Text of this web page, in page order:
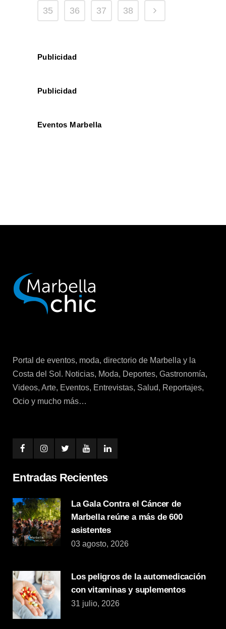
35 36 37 38
Publicidad
Publicidad
Eventos Marbella
Portal de eventos, moda, directorio de Marbella y la
Costa del Sol. Noticias, Moda, Deportes, Gastronomía,
Videos, Arte, Eventos, Entrevistas, Salud, Reportajes,
Ocio y mucho más…
Entradas Recientes
La Gala Contra el Cáncer de
Marbella reúne a más de 600
asistentes
03 agosto, 2026
Los peligros de la automedicación
con vitaminas y suplementos
31 julio, 2026